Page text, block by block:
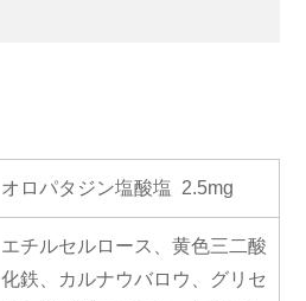
オロパタジン塩酸塩 2.5mg
エチルセルロース、黄色三二酸
化鉄、カルナウバロウ、グリセ